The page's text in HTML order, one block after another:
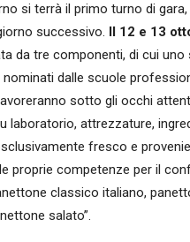
si terrà il primo turno di
successivo. Il 12 e 13
da tre componenti, di cui uno
dalle scuole
sotto gli occhi
laboratorio, attrezzature,
fresco e
proprie competenze per il
classico italiano,
salato”.